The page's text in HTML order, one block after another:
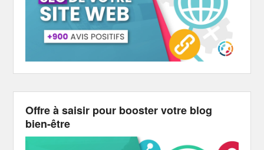
Offre à saisir pour booster votre blog
bien-être